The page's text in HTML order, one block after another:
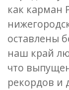
как карман
оставлены
наш край
что
рекордов и